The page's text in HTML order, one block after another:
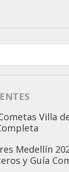
Villa
Medellín
y Guía